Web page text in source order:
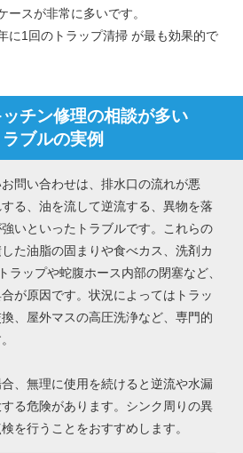
スが非常に多いです。
に1回のトラップ清掃 が最も効果的で
チン修理の相談が多い
ラブルの実例
問い合わせは、排水口の流れが悪
る、油を流して逆流する、異物を落
いといったトラブルです。これらの
た油脂の固まりや食べカス、洗剤カ
ラップや蛇腹ホース内部の閉塞など、
が原因です。状況によってはトラッ
、屋外マスの高圧洗浄など、専門的
、無理に使用を続けると逆流や水漏
る危険があります。シンク周りの異
を行うことをおすすめします。